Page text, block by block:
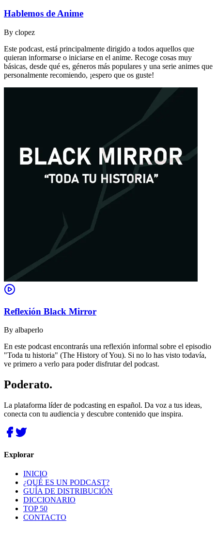
Hablemos de Anime
By clopez
Este podcast, está principalmente dirigido a todos aquellos que
quieran informarse o iniciarse en el anime. Recoge cosas muy
básicas, desde qué es, géneros más populares y una serie animes que
personalmente recomiendo, ¡espero que os guste!
Reflexión Black Mirror
By albaperlo
En este podcast encontrarás una reflexión informal sobre el episodio
"Toda tu historia" (The History of You). Si no lo has visto todavía,
ve primero a verlo para poder disfrutar del podcast.
Poderato.
La plataforma líder de podcasting en español. Da voz a tus ideas,
conecta con tu audiencia y descubre contenido que inspira.
Explorar
INICIO
¿QUÉ ES UN PODCAST?
GUÍA DE DISTRIBUCIÓN
DICCIONARIO
TOP 50
CONTACTO